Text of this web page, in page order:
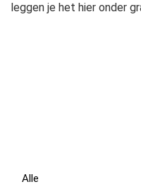
leggen je het hier onder
Alle